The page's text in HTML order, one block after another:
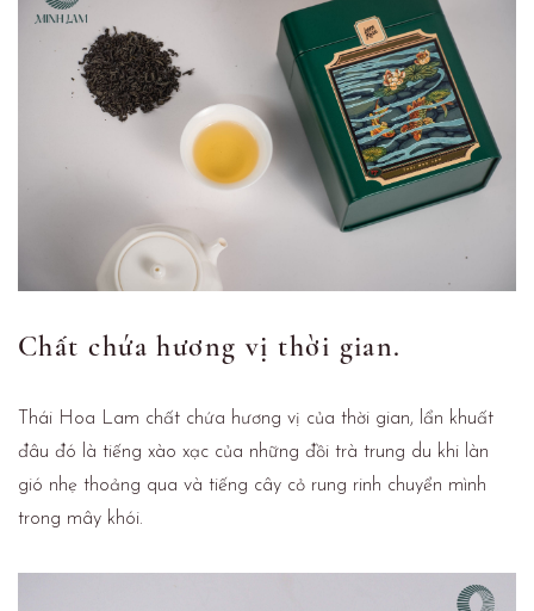
Chất chứa hương vị thời gian.
Thái Hoa Lam chất chứa hương vị của thời gian, lẩn khuất
đâu đó là tiếng xào xạc của những đồi trà trung du khi làn
gió nhẹ thoảng qua và tiếng cây cỏ rung rinh chuyển mình
trong mây khói.